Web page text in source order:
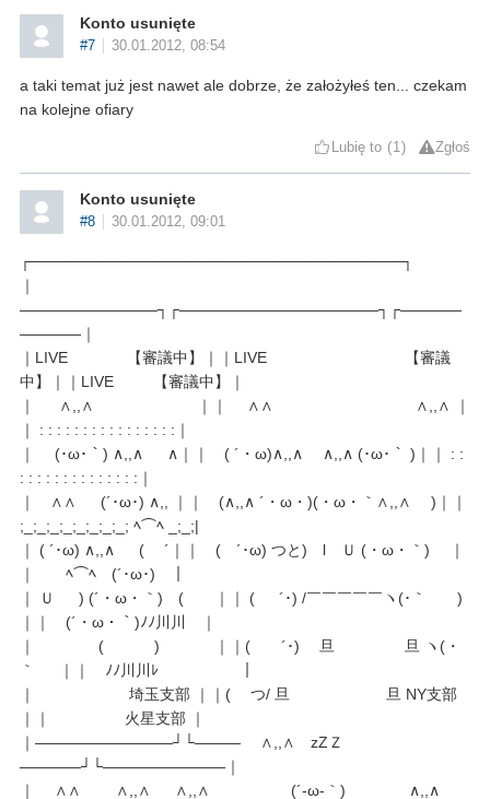
Konto usunięte
#7 30.01.2012, 08:54
a taki temat już jest nawet ale dobrze, że założyłeś ten... czekam
na kolejne ofiary
Lubię to 1 Zgłoś
Konto usunięte
#8 30.01.2012, 09:01
┌──────────────────────────────────┐
｜
―――――――――┐┌―――――――――――――┐┌――――
――――｜
｜LIVE 【審議中】｜｜LIVE 【審議
中】｜｜LIVE 【審議中】｜
｜ ∧,,∧ ｜｜ ∧∧ ∧,,∧ ｜
｜ : : : : : : : : : : : : : : : :｜
｜ (･ω･｀) ∧,,∧ ∧｜｜ ( ´・ω)∧,,∧ ∧,,∧ (･ω･｀ )｜｜ : :
: : : : : : : : : : : : : :｜
｜ ∧∧ (´･ω･) ∧,, ｜｜ (∧,,∧ ´・ω・)(・ω・｀∧,,∧ )｜｜
;_;_;_;_;_;_;_;_; ﾍ⌒ﾍ _;_;|
｜ ( ´･ω) ∧,,∧ ( ´｜｜ ( ´･ω) つと) l Ｕ (・ω・｀) ｜
｜ ﾍ⌒ﾍ (´･ω･) ｜
｜ Ｕ ) (´・ω・｀) ( ｜｜ ( ´･) /￣￣￣￣￣ヽ(･｀ )
｜｜ (´・ω・｀)ﾉﾉ川川 ｜
｜ ( ) ｜｜( ´･) 旦 旦 ヽ(・
｀ ｜｜ ﾉﾉ川川ﾚ ｜
｜ 埼玉支部 ｜｜( つ/ 旦 旦 NY支部
｜｜ 火星支部 ｜
｜―――――――――┘└――― ∧,,∧ zZＺ
――――┘└――――――――｜
｜ ∧∧ ∧,,∧ ∧,,∧ (´-ω-｀) ∧,,∧